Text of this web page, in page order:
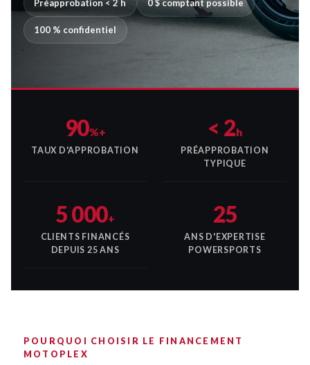
Préapprobation < 2 h 0 $ comptant possible
100 % confidentiel
90%+
TAUX D'APPROBATION
< 2h
PRÉAPPROBATION
TYPIQUE
5 000+
CLIENTS FINANCÉS
DEPUIS 25 ANS
25
ANS D'EXPERTISE
POWERSPORTS
POURQUOI CHOISIR LE FINANCEMENT
MOTOPLEX